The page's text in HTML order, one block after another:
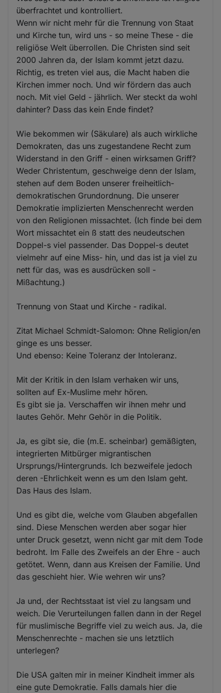
überfrachtet und kontrolliert.
Wenn wir nicht mehr für die Trennung von Staat
und Kirche tun, wird uns - so meine These - die
religiöse Welt überrollen. Die Christen sind seit
2000 Jahren da, der Islam kommt jetzt dazu.
Richtig, es treten viel aus, die Macht haben die
Kirchen immer noch. Und wir fördern das auch
noch. Mit viel Geld - jährlich. Wer steckt da wohl
dahinter? Dass das kein Ende findet?
Wie bekommen wir (Säkulare) als auch wirkliche
Demokraten, das uns zugestandene Recht zum
Widerstand in den Griff - einen wirksamen Griff?
Weder Christentum, geschweige denn der Islam,
stehen auf dem Boden unserer freiheitlich-
demokratischen Grundordnung. Die unserer
Demokratie implizierten Menschenrecht werden
von den Religionen missachtet. (Ich finde bei dem
Wort missachtet ein ß statt des neudeutschen
Doppel-s viel passender. Das Doppel-s deutet
vielmehr auf eine Miss- hin, und das ist ja viel zu
nett für das, was es ausdrücken soll -
Mißachtung.)
Trennung von Staat und Kirche - radikal.
Zitat Michael Schmidt-Salomon: Ohne Religion/en
ginge es uns besser.
Und ebenso: Keine Toleranz der Intoleranz.
Mit der Kritik in den Islam verhaken wir uns,
sollten auf Ex-Muslime mehr hören.
Es gibt sie ja. Verschaffen wir ihnen mehr und
lautes Gehör. Mehr Gehör in die Politik.
Ja, es gibt sie, die (m.E. scheinbar) gemäßigten,
integrierten Mitbürger migrantischen
Ursprungs/Hintergrunds. Ich bezweifele jedoch
deren -Ehrlichkeit wenn es um den Islam geht.
Das Haus des Islam.
Und es gibt die, welche vom Glauben abgefallen
sind. Diese Menschen werden aber sogar hier
unter Druck gesetzt, wenn nicht gar mit dem Tode
bedroht. Im Falle des Zweifels an der Ehre - auch
getötet. Wenn, dann aus Kreisen der Familie. Und
das geschieht hier. Wie wehren wir uns?
Ja und, der Rechtsstaat ist viel zu langsam und
weich. Die Verurteilungen fallen dann in der Regel
für muslimische Begriffe viel zu weich aus. Ja, die
Menschenrechte - machen sie uns letztlich
unterlegen?
Die USA galten mir in meiner Kindheit immer als
eine gute Demokratie. Falls damals hier die